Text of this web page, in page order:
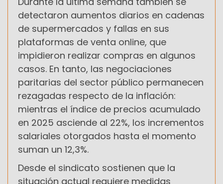
detectaron aumentos diarios en cadenas
de supermercados y fallas en sus
plataformas de venta online, que
impidieron realizar compras en algunos
casos. En tanto, las negociaciones
paritarias del sector público permanecen
rezagadas respecto de la inflación:
mientras el índice de precios acumulado
en 2025 asciende al 22%, los incrementos
salariales otorgados hasta el momento
suman un 12,3%.
Desde el sindicato sostienen que la
situación actual requiere medidas